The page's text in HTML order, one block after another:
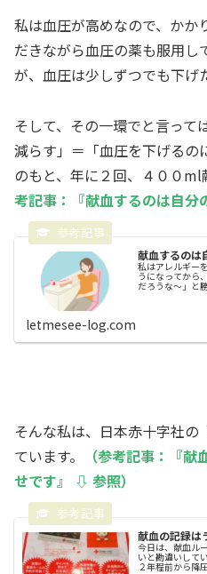
私は血圧が高めなので、かか
だきながら血圧の薬も服用し
が、血圧は少しずつでも下げ
そして、その一環でと言って
減らす」＝「血圧を下げるの
のもと、年に２回、４００ml
考記事：『献血するのは自分
献血するのは
私はアレルギー
うになってから
だろうな～」と
letmesee-log.com
そんな私は、日本赤十字社の
ています。
（参考記事：『
せです』 ⇩ 参照）
献血の記録は
今日は、献血ル
いと勘違いして
２年程前から降